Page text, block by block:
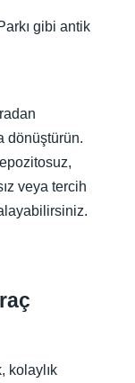
gibi antik
dönüştürün.
veya tercih
kolaylık